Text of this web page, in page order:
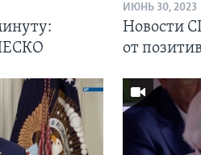
ИЮНЬ 30, 2023
Новости
от